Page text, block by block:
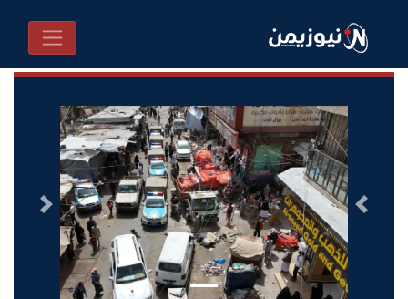
السابق التالى